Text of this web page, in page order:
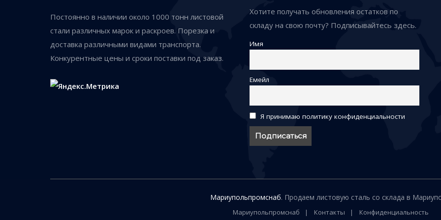
Постоянно в наличии около 1000 тонн листовой
стали различных марок и раскроев. Порезка и
доставка различными видами транспорта.
Конкурентные цены и сроки поставки под заказ.
Хотите получать обновления остатков по
складу на свою почту? Подписывайтесь здесь.
Имя
Емейл
Я принимаю политику конфиденциальности
Мариупольпромснаб. Продаем листовую сталь со склада в
Мариупольпромснаб Контакты Конфиденциальность